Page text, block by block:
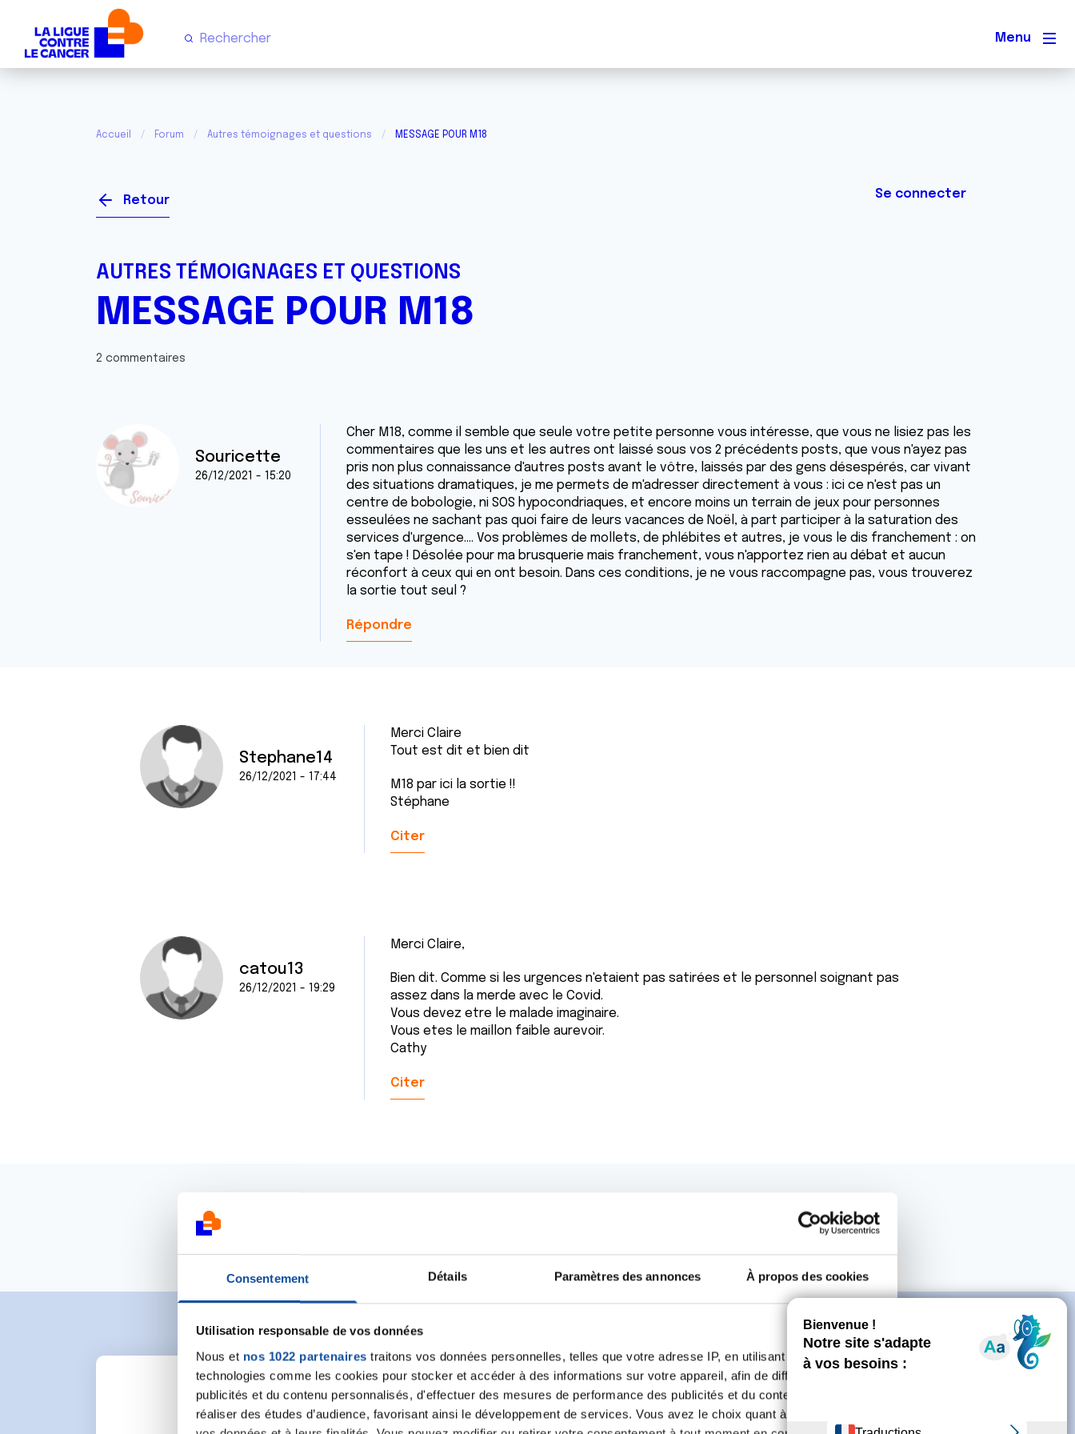
Consentement Détails Paramètres des annonces À propos des cookies
Utilisation responsable de vos données
Nous et nos 1022 partenaires traitons vos données personnelles, telles que votre adresse IP, en utilisant des
technologies comme les cookies pour stocker et accéder à des informations sur votre appareil, afin de diffuser des
publicités et du contenu personnalisés, d'effectuer des mesures de performance des publicités et du contenu, ainsi que de
réaliser des études d’audience, favorisant ainsi le développement de services. Vous avez le choix quant à l'utilisation de
Menu
Accueil Forum Autres témoignages et questions MESSAGE POUR M18
Retour Se connecter
AUTRES TÉMOIGNAGES ET QUESTIONS
MESSAGE POUR M18
2 commentaires
Souricette
26/12/2021 - 15:20
Cher M18, comme il semble que seule votre petite personne vous intéresse, que vous ne lisiez pas les
commentaires que les uns et les autres ont laissé sous vos 2 précédents posts, que vous n'ayez pas
pris non plus connaissance d'autres posts avant le vôtre, laissés par des gens désespérés, car vivant
des situations dramatiques, je me permets de m'adresser directement à vous : ici ce n'est pas un
centre de bobologie, ni SOS hypocondriaques, et encore moins un terrain de jeux pour personnes
esseulées ne sachant pas quoi faire de leurs vacances de Noël, à part participer à la saturation des
services d'urgence.... Vos problèmes de mollets, de phlébites et autres, je vous le dis franchement : on
s'en tape ! Désolée pour ma brusquerie mais franchement, vous n'apportez rien au débat et aucun
réconfort à ceux qui en ont besoin. Dans ces conditions, je ne vous raccompagne pas, vous trouverez
la sortie tout seul ?
Répondre
Stephane14
26/12/2021 - 17:44
Merci Claire
Tout est dit et bien dit
M18 par ici la sortie !!
Stéphane
Citer
catou13
26/12/2021 - 19:29
Merci Claire,
Bien dit. Comme si les urgences n'etaient pas satirées et le personnel soignant pas
assez dans la merde avec le Covid.
Vous devez etre le malade imaginaire.
Vous etes le maillon faible aurevoir.
Cathy
Citer
Ecrire un commentaire